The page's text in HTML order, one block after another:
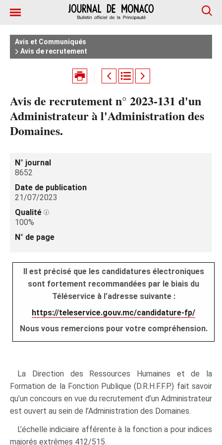
Avis et Communiqués
Avis de recrutement
Avis de recrutement n° 2023-131 d'un
Administrateur à l'Administration des
Domaines.
N° journal
8652
Date de publication
21/07/2023
Qualité
100%
N° de page
Il est précisé que les candidatures électroniques
sont fortement recommandées par le biais du
Téléservice à l’adresse suivante :
https://teleservice.gouv.mc/candidature-fp/
Nous vous remercions pour votre compréhension.
La Direction des Ressources Humaines et de la
Formation de la Fonction Publique (D.R.H.F.F.P.) fait savoir
qu’un concours en vue du recrutement d’un Administrateur
est ouvert au sein de l’Administration des Domaines.
L’échelle indiciaire afférente à la fonction a pour indices
majorés extrêmes 412/515.